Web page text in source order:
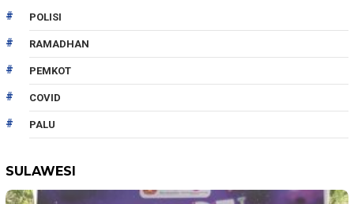
POLISI
RAMADHAN
PEMKOT
COVID
PALU
SULAWESI